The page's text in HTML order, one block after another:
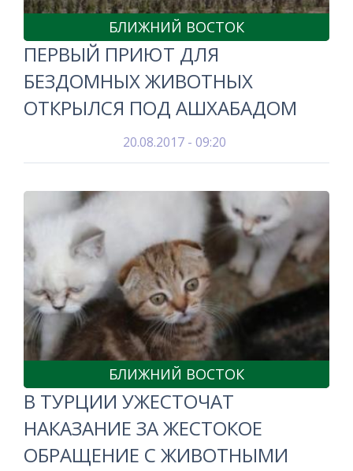
БЛИЖНИЙ ВОСТОК
ПЕРВЫЙ ПРИЮТ ДЛЯ
БЕЗДОМНЫХ ЖИВОТНЫХ
ОТКРЫЛСЯ ПОД АШХАБАДОМ
20.08.2017 - 09:20
БЛИЖНИЙ ВОСТОК
В ТУРЦИИ УЖЕСТОЧАТ
НАКАЗАНИЕ ЗА ЖЕСТОКОЕ
ОБРАЩЕНИЕ С ЖИВОТНЫМИ